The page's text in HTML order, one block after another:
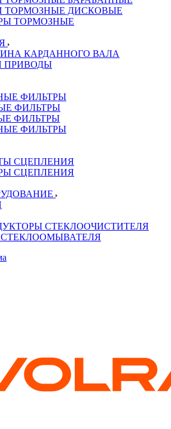
ТОРМОЗНЫЕ ДИСКОВЫЕ
ТОРМОЗНЫЕ
КАРДАННОГО ВАЛА
ПРИВОДЫ
ФИЛЬТРЫ
ФИЛЬТРЫ
ФИЛЬТРЫ
ФИЛЬТРЫ
СЦЕПЛЕНИЯ
СЦЕПЛЕНИЯ
СТЕКЛООЧИСТИТЕЛЯ